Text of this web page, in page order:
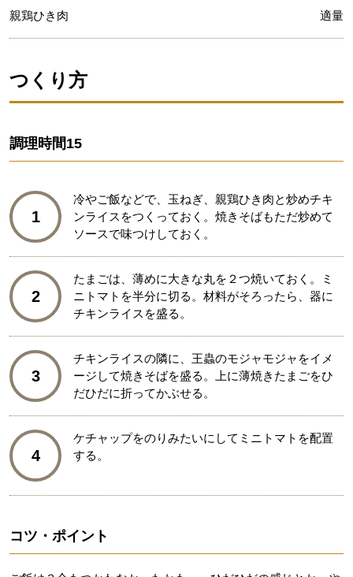
親鶏ひき肉 適量
つくり方
調理時間15
1
冷やご飯などで、玉ねぎ、親鶏ひき肉と炒めチキ
ンライスをつくっておく。焼きそばもただ炒めて
ソースで味つけしておく。
2
たまごは、薄めに大きな丸を２つ焼いておく。ミ
ニトマトを半分に切る。材料がそろったら、器に
チキンライスを盛る。
3
チキンライスの隣に、王蟲のモジャモジャをイメ
ージして焼きそばを盛る。上に薄焼きたまごをひ
だひだに折ってかぶせる。
4
ケチャップをのりみたいにしてミニトマトを配置
する。
コツ・ポイント